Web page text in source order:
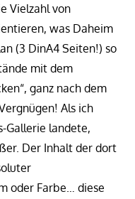
Vielzahl von
was Daheim
(3 DinA4 Seiten!) so
mit dem
ganz nach dem
Als ich
Gallerie landete,
Der Inhalt der dort
oder Farbe… diese